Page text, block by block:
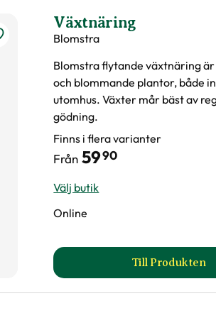
Växtnäring
Blomstra
Blomstra flytande växtnäring
och blommande plantor, både
utomhus. Växter mår bäst av
gödning.
Finns i flera varianter
Från 5990
Välj butik
Online
Till Produkten
till